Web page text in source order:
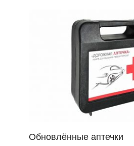
Обновлённые аптечки